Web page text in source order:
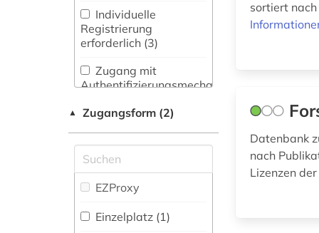
Mittellateinische und
Neugriechische
Philologie. Neulatein (6)
Kunstgeschichte (73)
Medien- und
Kommunikationswissenschaften,
Kommunikationsdesign (40)
Medizin (222)
adressverzeichnis
(3)
aerospace (1)
afrika (6)
agder (2)
agrarforschung (1)
agrargeschichte (1)
agrarmarkt (2)
Wörterbuch,
Enzyklopädie,
Nachschlagwerk (88
Zeitung (1)
Zeitungs-,
Zeitschriftenbibliographie
(2)
Individuelle
Registrierung
erforderlich (3)
Zugang mit
Authentifizierungsmechanismen
▲ Zugangsform (2)
EZProxy
Einzelplatz (1)
sortiert
Datenbank
nach
Lizenzen